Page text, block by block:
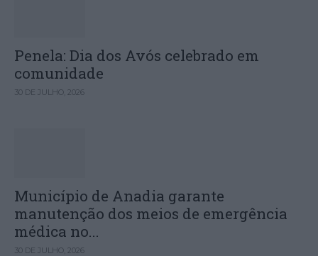
Penela: Dia dos Avós celebrado em
comunidade
30 DE JULHO, 2026
Município de Anadia garante
manutenção dos meios de emergência
médica no...
30 DE JULHO, 2026